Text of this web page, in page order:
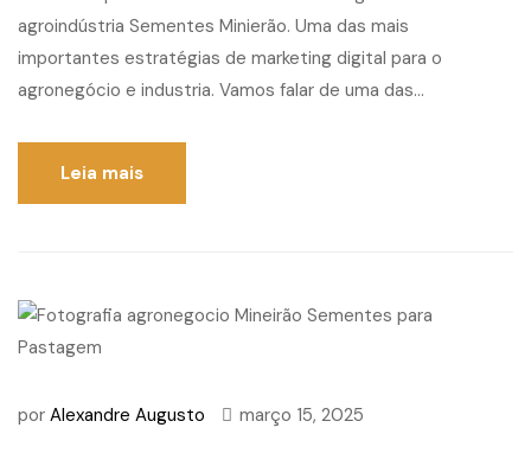
agroindústria Sementes Minierão. Uma das mais
importantes estratégias de marketing digital para o
agronegócio e industria. Vamos falar de uma das...
Leia mais
por Alexandre Augusto março 15, 2025